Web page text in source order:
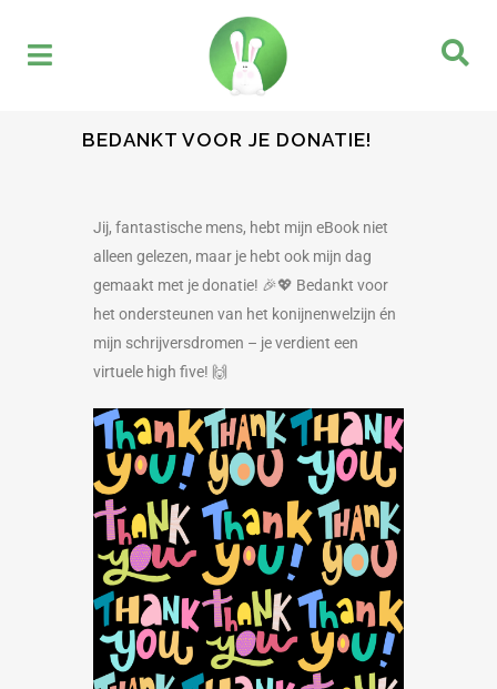
BEDANKT VOOR JE DONATIE!
Jij, fantastische mens, hebt mijn eBook niet
alleen gelezen, maar je hebt ook mijn dag
gemaakt met je donatie! 🎉💖 Bedankt voor
het ondersteunen van het konijnenwelzijn én
mijn schrijversdromen – je verdient een
virtuele high five! 🙌